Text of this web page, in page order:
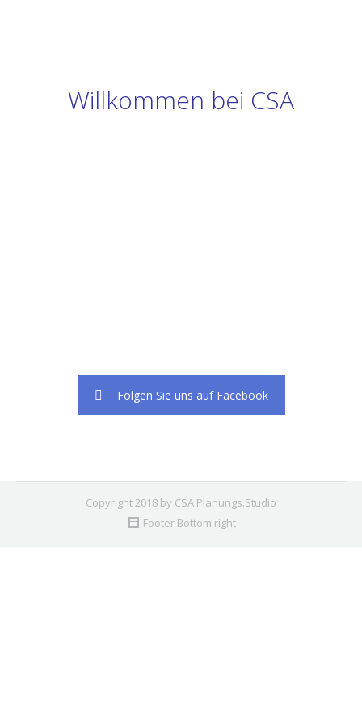
Willkommen bei CSA
Folgen Sie uns auf Facebook
Copyright 2018 by CSA Planungs.Studio
Footer Bottom right